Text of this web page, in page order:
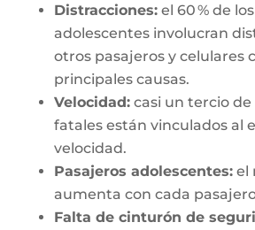
Distracciones:el 60 % de
adolescentes involucran
otros pasajeros y celulares
principales causas.
Velocidad:casi un tercio de
fatales están vinculados al
velocidad.
Pasajeros adolescentes:el
aumenta con cada
Falta de cinturón de